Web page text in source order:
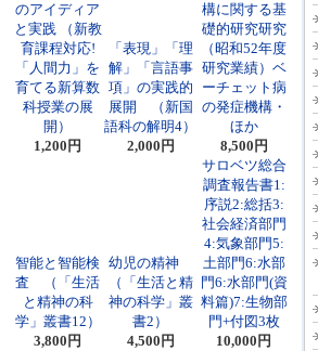
のアイディア
と実践 （新教
育課程対応!
「人間力」を
育てる新算数
科授業の展
開）
1,200円
「表現」「理
解」「言語事
項」の実践的
展開 （新国
語科の解明4）
2,000円
構に関する基
礎的研究研究
（昭和52年度
研究業績）ベ
ーチェット病
の発症機構・
ほか
8,500円
智能と智能検
査 （「生活
と精神の科
学」叢書12）
3,800円
幼児の精神
（「生活と精
神の科学」叢
書2）
4,500円
サロベツ総合
調査報告書1:
序説2:総括3:
社会経済部門
4:気象部門5:
土部門6:水部
門6:水部門(資
料篇)7:生物部
門+付図3枚
10,000円